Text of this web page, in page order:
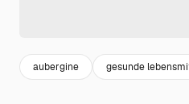
aubergine gesunde